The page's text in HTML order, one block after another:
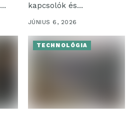
kapcsolók és
szerelvények különösen
jelentős...
JÚNIUS 6, 2026
TECHNOLÓGIA